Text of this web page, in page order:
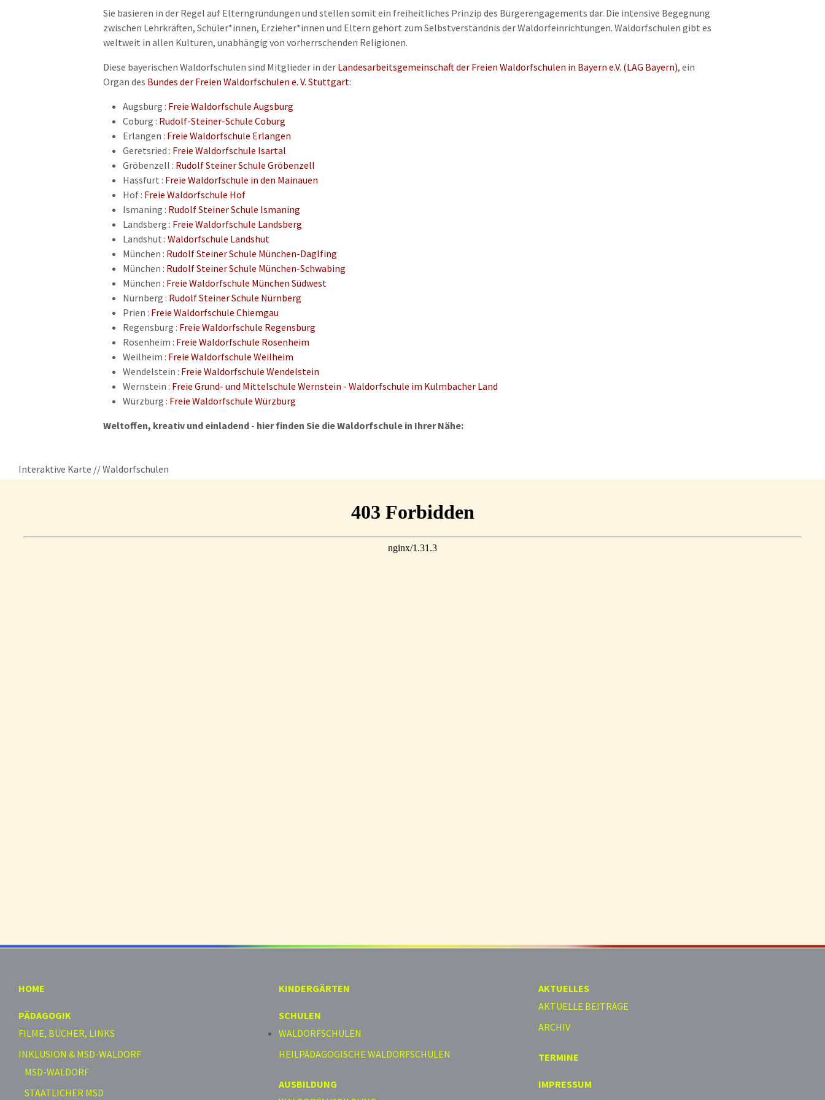
Sie basieren in der Regel auf Elterngründungen und stellen somit ein freiheitliches Prinzip des Bürgerengagements dar. Die intensive Begegnung
zwischen Lehrkräften, Schüler*innen, Erzieher*innen und Eltern gehört zum Selbstverständnis der Waldorfeinrichtungen. Waldorfschulen gibt es
weltweit in allen Kulturen, unabhängig von vorherrschenden Religionen.
Diese bayerischen Waldorfschulen sind Mitglieder in der Landesarbeitsgemeinschaft der Freien Waldorfschulen in Bayern e.V. (LAG Bayern), ein
Organ des Bundes der Freien Waldorfschulen e. V. Stuttgart:
Augsburg : Freie Waldorfschule Augsburg
Coburg : Rudolf-Steiner-Schule Coburg
Erlangen : Freie Waldorfschule Erlangen
Geretsried : Freie Waldorfschule Isartal
Gröbenzell : Rudolf Steiner Schule Gröbenzell
Hassfurt : Freie Waldorfschule in den Mainauen
Hof : Freie Waldorfschule Hof
Ismaning : Rudolf Steiner Schule Ismaning
Landsberg : Freie Waldorfschule Landsberg
Landshut : Waldorfschule Landshut
München : Rudolf Steiner Schule München-Daglfing
München : Rudolf Steiner Schule München-Schwabing
München : Freie Waldorfschule München Südwest
Nürnberg : Rudolf Steiner Schule Nürnberg
Prien : Freie Waldorfschule Chiemgau
Regensburg : Freie Waldorfschule Regensburg
Rosenheim : Freie Waldorfschule Rosenheim
Weilheim : Freie Waldorfschule Weilheim
Wendelstein : Freie Waldorfschule Wendelstein
Wernstein : Freie Grund- und Mittelschule Wernstein - Waldorfschule im Kulmbacher Land
Würzburg : Freie Waldorfschule Würzburg
Weltoffen, kreativ und einladend - hier finden Sie die Waldorfschule in Ihrer Nähe:
Interaktive Karte // Waldorfschulen
HOME
PÄDAGOGIK
FILME, BÜCHER, LINKS
INKLUSION & MSD-WALDORF
MSD-WALDORF
STAATLICHER MSD
KINDERGÄRTEN
SCHULEN
WALDORFSCHULEN
HEILPÄDAGOGISCHE WALDORFSCHULEN
AUSBILDUNG
AKTUELLES
AKTUELLE BEITRÄGE
ARCHIV
TERMINE
IMPRESSUM